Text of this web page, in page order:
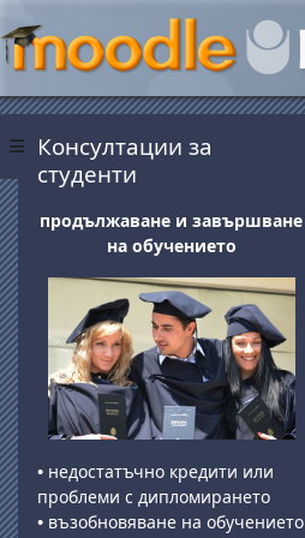
Страничен панел
Блокове
Консултации за
студенти
продължаване и завършване
на обучението
• недостатъчно кредити или
проблеми с дипломирането
• възобновяване на обучението